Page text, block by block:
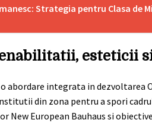
Strategia pentru Clasa de
esteticii
abordare integrata in dezvoltarea
din zona pentru a spori
New European Bauhaus si